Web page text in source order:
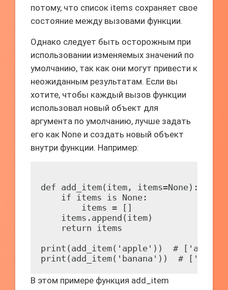
потому, что список items сохраняет свое
состояние между вызовами функции.
Однако следует быть осторожным при
использовании изменяемых значений по
умолчанию, так как они могут привести к
неожиданным результатам. Если вы
хотите, чтобы каждый вызов функции
использовал новый объект для
аргумента по умолчанию, лучше задать
его как None и создать новый объект
внутри функции. Например:
def add_item(item, items=None):
    if items is None:
        items = []
    items.append(item)
    return items
print(add_item('apple'))  #
В этом примере функция add_item